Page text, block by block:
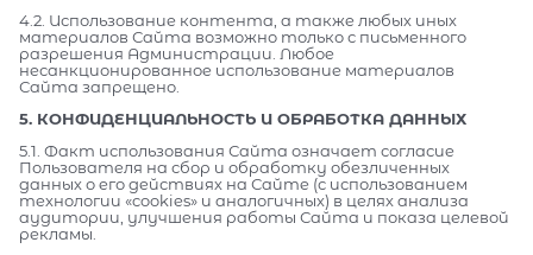
4.2. Использование контента, а также любых иных
материалов Сайта возможно только с письменного
разрешения Администрации. Любое
несанкционированное использование материалов
Сайта запрещено.
5. КОНФИДЕНЦИАЛЬНОСТЬ И ОБРАБОТКА ДАННЫХ
5.1. Факт использования Сайта означает согласие
Пользователя на сбор и обработку обезличенных
данных о его действиях на Сайте (с использованием
технологии «cookies» и аналогичных) в целях анализа
аудитории, улучшения работы Сайта и показа целевой
рекламы.